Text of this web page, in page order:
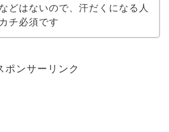
どはないので、汗だくになる人
チ必須です
ポンサーリンク